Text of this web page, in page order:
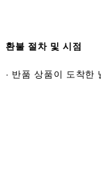
환불 절차 및 시점
· 반품 상품이 도착한